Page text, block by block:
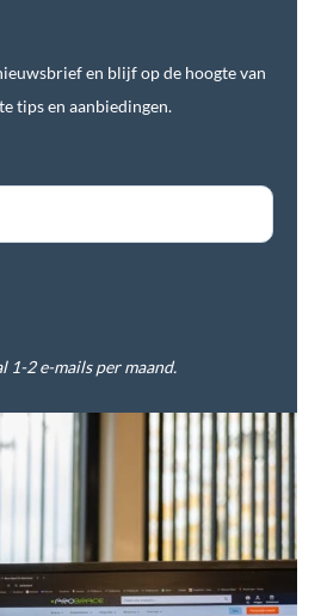
en blijf op de hoogte van
tips en aanbiedingen.
1-2 e-mails per maand.